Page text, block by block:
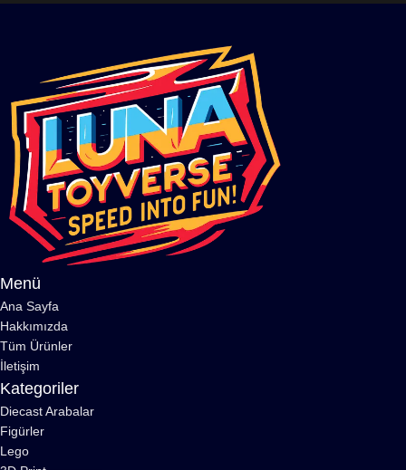
Menü
Ana Sayfa
Hakkımızda
Tüm Ürünler
İletişim
Kategoriler
Diecast Arabalar
Figürler
Lego